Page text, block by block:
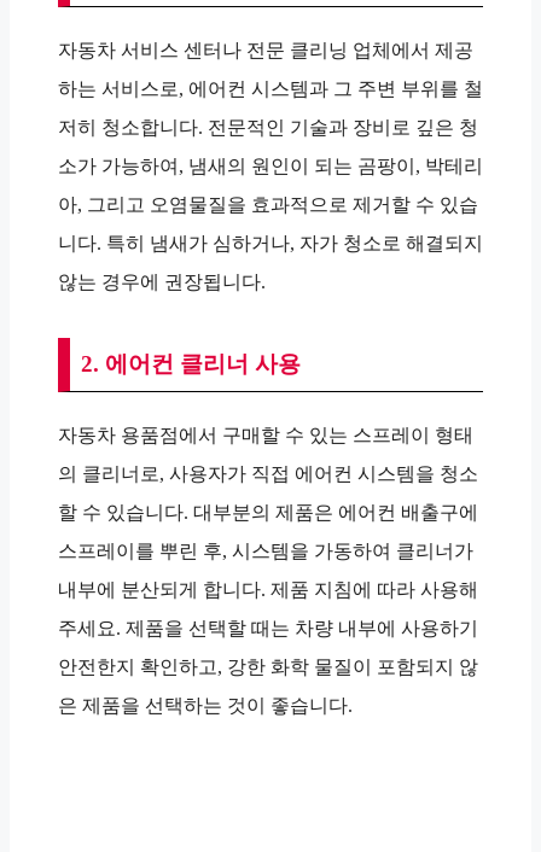
자동차 서비스 센터나 전문 클리닝 업체에서 제공
하는 서비스로, 에어컨 시스템과 그 주변 부위를 철
저히 청소합니다. 전문적인 기술과 장비로 깊은 청
소가 가능하여, 냄새의 원인이 되는 곰팡이, 박테리
아, 그리고 오염물질을 효과적으로 제거할 수 있습
니다. 특히 냄새가 심하거나, 자가 청소로 해결되지
않는 경우에 권장됩니다.
2. 에어컨 클리너 사용
자동차 용품점에서 구매할 수 있는 스프레이 형태
의 클리너로, 사용자가 직접 에어컨 시스템을 청소
할 수 있습니다. 대부분의 제품은 에어컨 배출구에
스프레이를 뿌린 후, 시스템을 가동하여 클리너가
내부에 분산되게 합니다. 제품 지침에 따라 사용해
주세요. 제품을 선택할 때는 차량 내부에 사용하기
안전한지 확인하고, 강한 화학 물질이 포함되지 않
은 제품을 선택하는 것이 좋습니다.